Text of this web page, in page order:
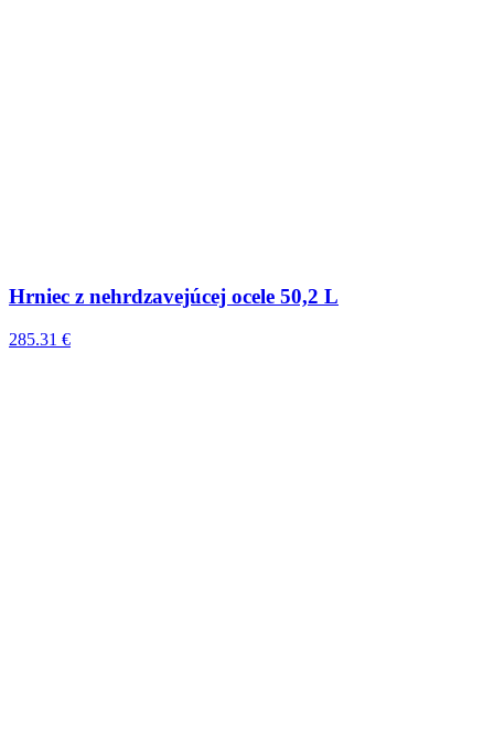
Hrniec z nehrdzavejúcej ocele 50,2 L
285.31 €